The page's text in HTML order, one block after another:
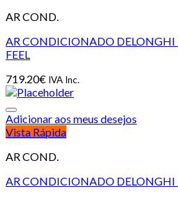
AR COND.
AR CONDICIONADO DELONGHI
FEEL
719.20€ IVA Inc.
Adicionar aos meus desejos
Vista Rápida
AR COND.
AR CONDICIONADO DELONGHI